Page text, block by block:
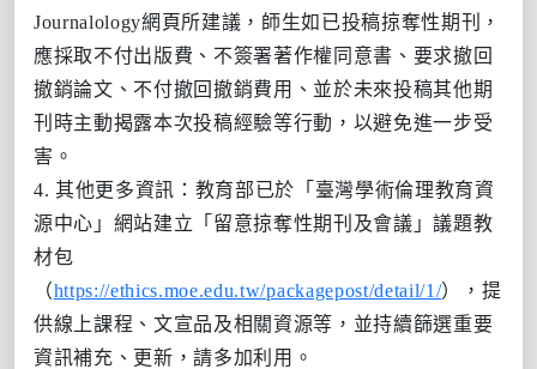
Journalology網頁所建議，師生如已投稿掠奪性期刊，
應採取不付出版費、不簽署著作權同意書、要求撤回
撤銷論文、不付撤回撤銷費用、並於未來投稿其他期
刊時主動揭露本次投稿經驗等行動，以避免進一步受
害。
4. 其他更多資訊：教育部已於「臺灣學術倫理教育資
源中心」網站建立「留意掠奪性期刊及會議」議題教
材包
（https://ethics.moe.edu.tw/packagepost/detail/1/），提
供線上課程、文宣品及相關資源等，並持續篩選重要
資訊補充、更新，請多加利用。